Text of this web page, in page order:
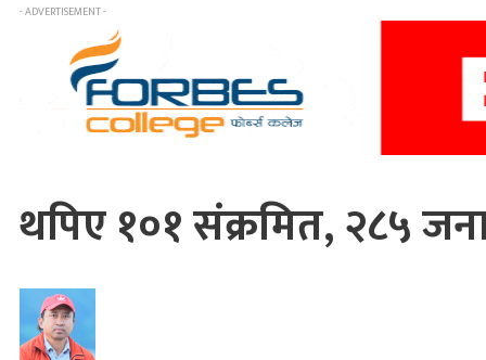
- ADVERTISEMENT -
थपिए १०१ संक्रमित, २८५